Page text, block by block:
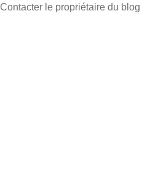
Contacter le propriétaire du blog